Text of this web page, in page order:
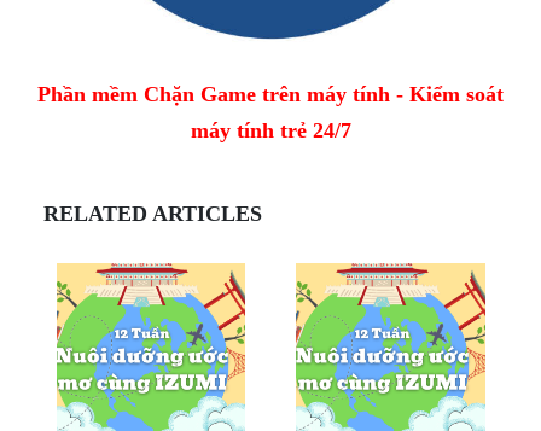
Phần mềm Chặn Game trên máy tính - Kiểm soát
máy tính trẻ 24/7
RELATED ARTICLES